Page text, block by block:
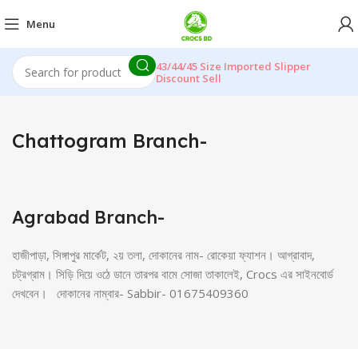
Menu
43/44/45 Size Imported Slipper
Discount Sell
Chattogram Branch-
Agrabad Branch-
হাজীপাড়া, সিঙ্গাপুর মার্কেট, ২য় তলা, দোকানের নাম- রোকেয়া ফ্যাশন। আগ্রাবাদ,
চট্রগ্রাম। সিড়ি দিয়ে ওঠে ডানে তারপর বামে সোজা তাকালেই, Crocs এর সাইনবোর্ড
দেখবেন। দোকানের নাম্বার- Sabbir- 01675409360